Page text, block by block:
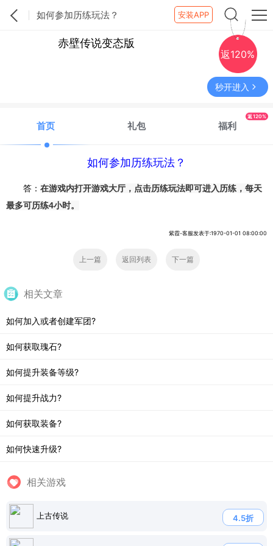
如何参加历练玩法？ 安装APP
赤壁传说变态版
返120%
秒开进入
首页 礼包 福利
返120%
如何参加历练玩法？
答： 在游戏内打开游戏大厅，点击历练玩法即可进入历练，每天
最多可历练4小时。
紫霞-客服发表于:1970-01-01 08:00:00
上一篇 返回列表 下一篇
相关文章
如何加入或者创建军团?
如何获取瑰石?
如何提升装备等级?
如何提升战力?
如何获取装备?
如何快速升级?
相关游戏
上古传说 4.5折